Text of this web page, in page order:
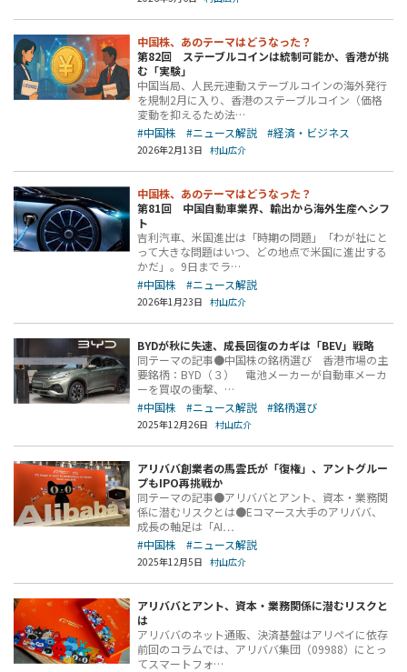
中国株、あのテーマはどうなった？
第82回 ステーブルコインは統制可能か、香港が挑
む「実験」
中国当局、人民元連動ステーブルコインの海外発行
を規制2月に入り、香港のステーブルコイン（価格
変動を抑えるため法…
#中国株
#ニュース解説 #経済・ビジネス
2026年2月13日 村山広介
中国株、あのテーマはどうなった？
第81回 中国自動車業界、輸出から海外生産へシフ
ト
吉利汽車、米国進出は「時期の問題」「わが社にと
って大きな問題はいつ、どの地点で米国に進出する
かだ」。9日までラ…
#中国株
#ニュース解説
2026年1月23日 村山広介
BYDが秋に失速、成長回復のカギは「BEV」戦略
同テーマの記事●中国株の銘柄選び 香港市場の主
要銘柄：BYD（３） 電池メーカーが自動車メーカ
ーを買収の衝撃、…
#中国株
#ニュース解説 #銘柄選び
2025年12月26日 村山広介
アリババ創業者の馬雲氏が「復権」、アントグルー
プもIPO再挑戦か
同テーマの記事●アリババとアント、資本・業務関
係に潜むリスクとは●Eコマース大手のアリババ、
成長の軸足は「AI…
#中国株
#ニュース解説
2025年12月5日 村山広介
アリババとアント、資本・業務関係に潜むリスクと
は
アリババのネット通販、決済基盤はアリペイに依存
前回のコラムでは、アリババ集団（09988）にとっ
てスマートフォ…